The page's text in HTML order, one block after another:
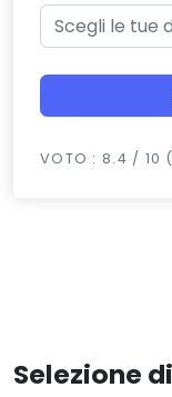
VOTO : 8.4 / 10
Selezione